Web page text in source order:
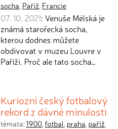
socha, Paříž, Francie
07. 10. 2021: Venuše Mélská je
známá starořecká socha,
kterou dodnes můžete
obdivovat v muzeu Louvre v
Paříži. Proč ale tato socha…
Kuriozní český fotbalový
rekord z dávné minulosti
témata:1900,fotbal, praha, paříž,